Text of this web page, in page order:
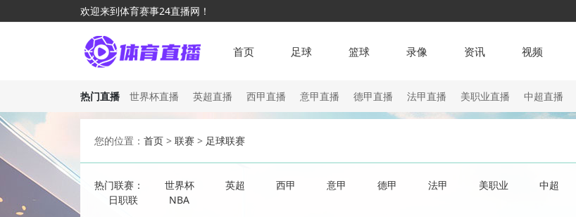
欢迎来到体育赛事24直播网！
首页 足球 篮球 录像 资讯 视频
热门直播 世界杯直播 英超直播 西甲直播 意甲直播 德甲直播 法甲直播 美职业直播 中超直播
您的位置： 首页 > 联赛 > 足球联赛
热门联赛： 世界杯 英超 西甲 意甲 德甲 法甲 美职业
中超
日职联
NBA